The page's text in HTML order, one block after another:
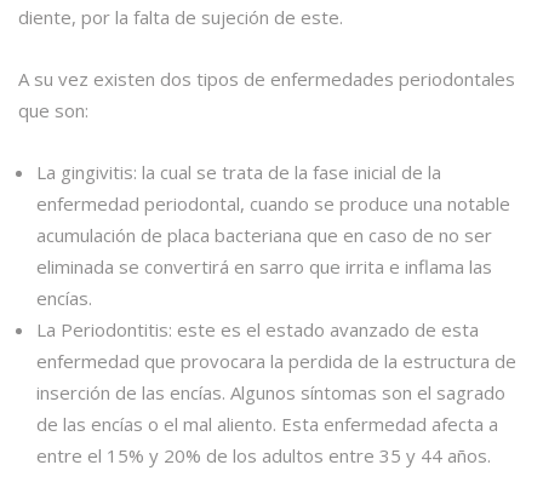
diente, por la falta de sujeción de este.
A su vez existen dos tipos de enfermedades periodontales
que son:
La gingivitis: la cual se trata de la fase inicial de la
enfermedad periodontal, cuando se produce una notable
acumulación de placa bacteriana que en caso de no ser
eliminada se convertirá en sarro que irrita e inflama las
encías.
La Periodontitis: este es el estado avanzado de esta
enfermedad que provocara la perdida de la estructura de
inserción de las encías. Algunos síntomas son el sagrado
de las encías o el mal aliento. Esta enfermedad afecta a
entre el 15% y 20% de los adultos entre 35 y 44 años.